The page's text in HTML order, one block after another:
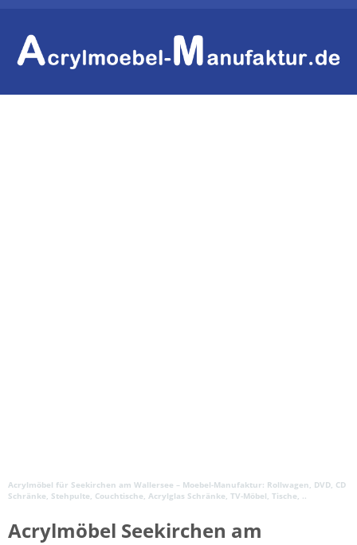
Acrylmöbel für Seekirchen am Wallersee – Moebel-Manufaktur: Rollwagen, DVD, CD
Schränke, Stehpulte, Couchtische, Acrylglas Schränke, TV-Möbel, Tische, ..
Acrylmöbel Seekirchen am